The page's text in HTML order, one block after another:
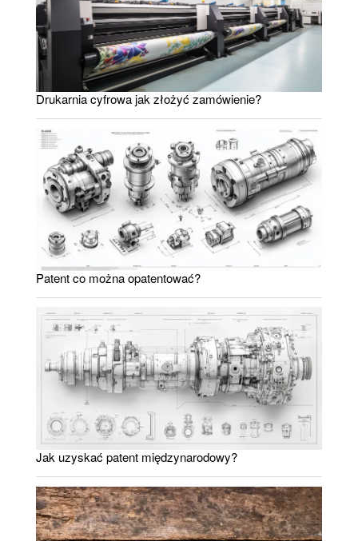
Drukarnia cyfrowa jak złożyć zamówienie?
Patent co można opatentować?
Jak uzyskać patent międzynarodowy?